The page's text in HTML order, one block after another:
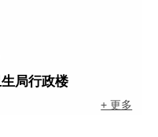
局行政楼
+ 更多